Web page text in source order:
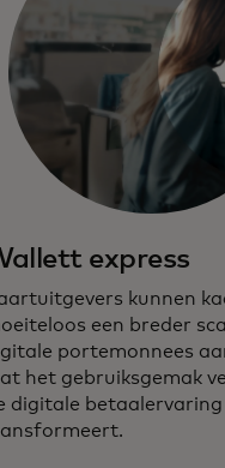
express
kunnen
een breder
portemonnees
het gebruiksgemak
digitale betaalervaring